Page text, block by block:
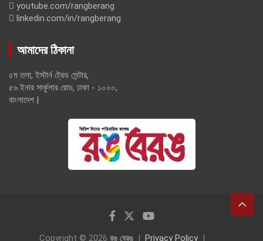
youtube.com/rangberang
linkedin.com/in/rangberang
আমাদের ঠিকানা
৫ম তলা, ইস্টার্ন ট্রেড সেন্টার,
৫৬ ইনার সার্কুলার রোড, ঢাকা - ১০০০,
বাংলাদেশ |
Copyright © 2026 রঙ বেরঙ Privacy Policy